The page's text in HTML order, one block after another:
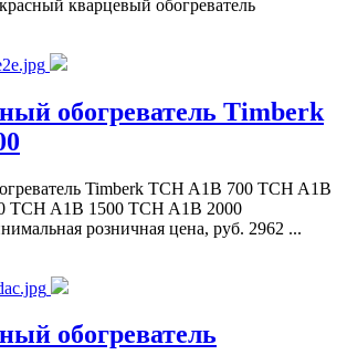
кварцевый обогреватель
обогреватель Timberk
Timberk TCH A1B 700 TCH A1B
TCH A1B 1500 TCH A1B 2000
розничная цена, руб. 2962 ...
обогреватель